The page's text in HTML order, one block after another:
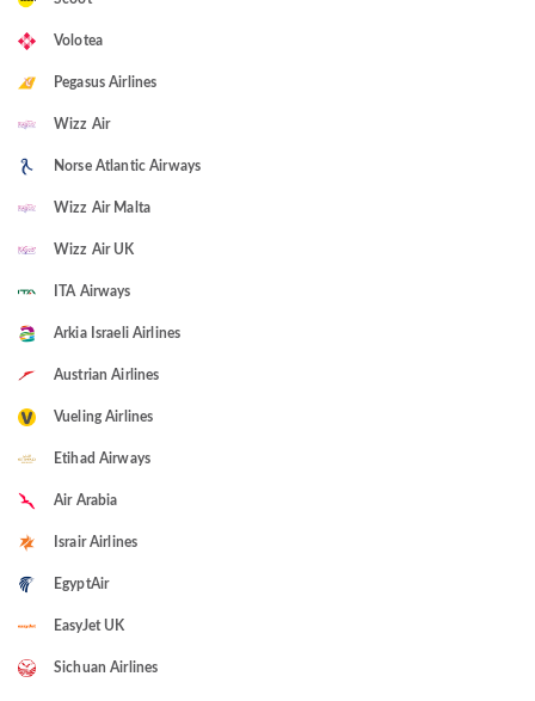
Volotea
Pegasus Airlines
Wizz Air
Norse Atlantic Airways
Wizz Air Malta
Wizz Air UK
ITA Airways
Arkia Israeli Airlines
Austrian Airlines
Vueling Airlines
Etihad Airways
Air Arabia
Israir Airlines
EgyptAir
EasyJet UK
Sichuan Airlines